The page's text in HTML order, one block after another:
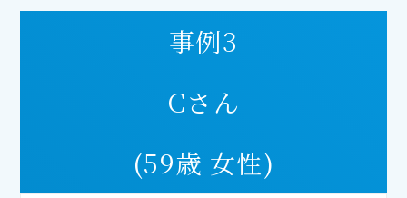
事例3
Cさん
(59歳 女性)